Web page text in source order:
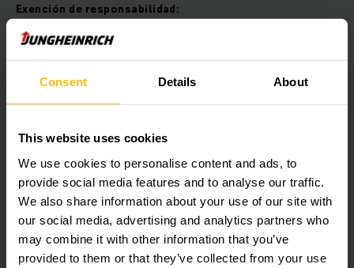
Consent Details About
This website uses cookies
We use cookies to personalise content and ads, to
provide social media features and to analyse our traffic.
We also share information about your use of our site with
our social media, advertising and analytics partners who
may combine it with other information that you’ve
provided to them or that they’ve collected from your use
Exención de responsabilidad:
externos, de los cuales responde exclusivamente el
correspondiente ofertante. Si llegan a conocerse
Aviso Legal:
El sitio Web de Jungheinrich Colombia S.A.S ha sido diseñado
con el fin de facilitar al público en general el conocimiento
de los productos y servicios que ofrece la compañía.